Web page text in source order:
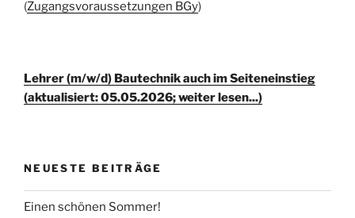
(Zugangsvoraussetzungen BGy)
Lehrer (m/w/d) Bautechnik auch im Seiteneinstieg
(aktualisiert: 05.05.2026; weiter lesen...)
NEUESTE BEITRÄGE
Einen schönen Sommer!